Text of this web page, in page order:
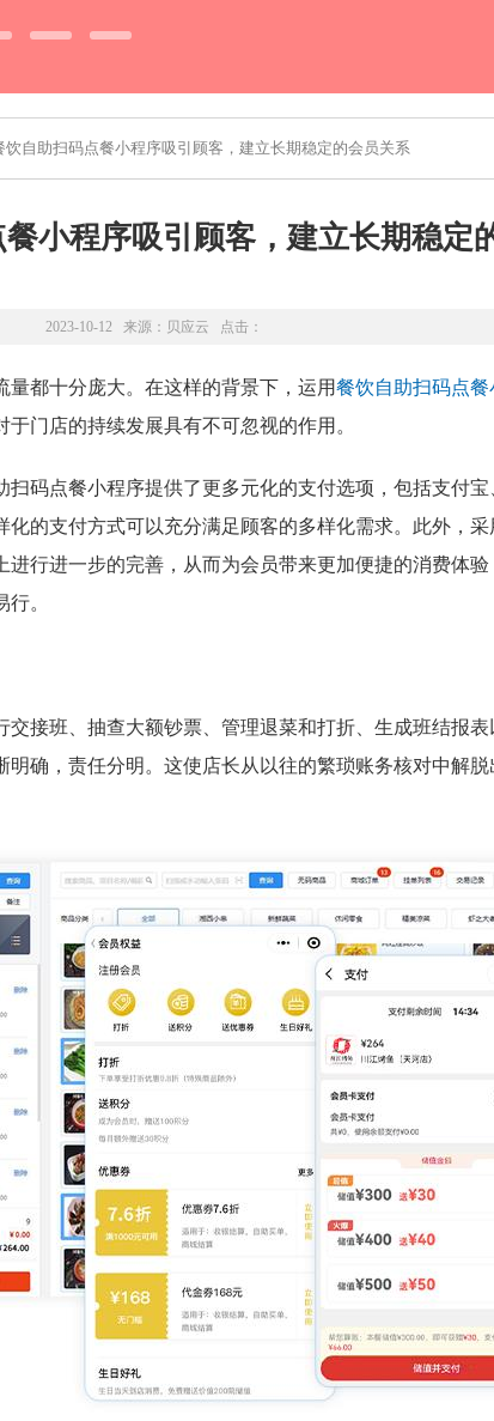
饮自助扫码点餐小程序吸引顾客，建立长期稳定的会员关系
小程序吸引顾客，建立长期稳定
2023-10-12 来源： 贝应云 点击：
都十分庞大。在这样的背景下，运用餐饮自助扫码点餐
门店的持续发展具有不可忽视的作用。
扫码点餐小程序提供了更多元化的支付选项，包括支付
化的支付方式可以充分满足顾客的多样化需求。此外，
行进一步的完善，从而为会员带来更加便捷的消费体验
。
交接班、抽查大额钞票、管理退菜和打折、生成班结报
确，责任分明。这使店长从以往的繁琐账务核对中解